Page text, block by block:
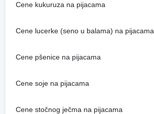
Cene kukuruza na pijacama
Cene lucerke (seno u balama) na pijacama
Cene pšenice na pijacama
Cene soje na pijacama
Cene stočnog ječma na pijacama